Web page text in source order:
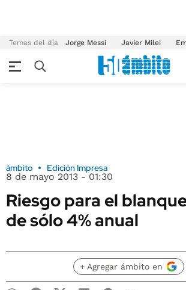
Temas del día Jorge Messi Javier Milei
ámbito Edición Impresa
8 de mayo 2013 - 01:30
Riesgo para el
de sólo 4% anual
+ Agregar ámbito en